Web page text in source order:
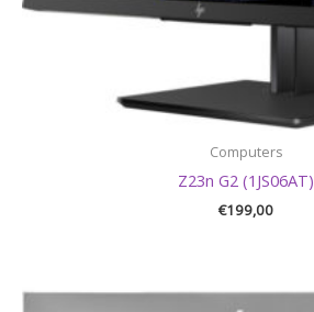
Computers
Z23n G2 (1JS06AT)
€199,00